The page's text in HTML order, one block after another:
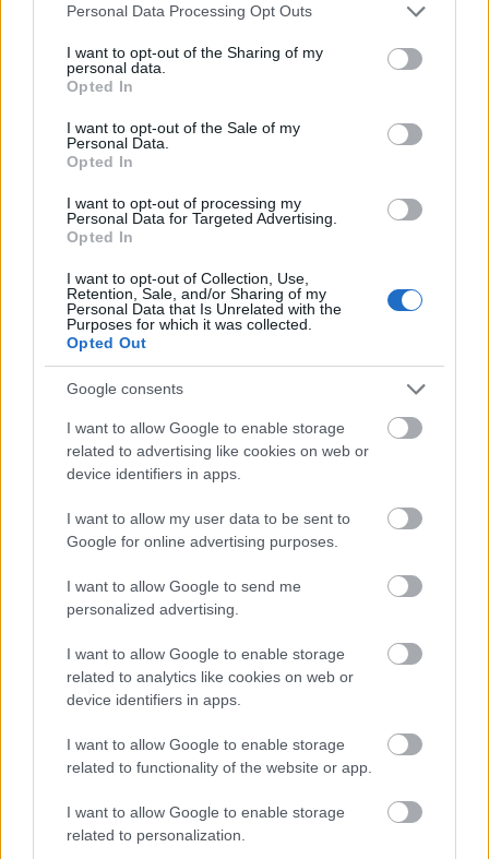
Please note that this website/app uses one or more Google
not limited to your visit or usage behaviour. You may click to
grant or deny consent to Google and its third-party tags to
use your data for below specified purposes in below Google
consent section.
Personal Data Processing Opt Outs
I want to opt-out of the Sharing of my
personal data.
Opted In
I want to opt-out of the Sale of my
Personal Data.
Opted In
I want to opt-out of processing my
Personal Data for Targeted Advertising.
Opted In
I want to opt-out of Collection, Use,
Retention, Sale, and/or Sharing of my
Personal Data that Is Unrelated with the
Purposes for which it was collected.
Opted Out
Google consents
I want to allow Google to enable storage
related to advertising like cookies on web or
device identifiers in apps.
I want to allow my user data to be sent to
Google for online advertising purposes.
I want to allow Google to send me
personalized advertising.
I want to allow Google to enable storage
related to analytics like cookies on web or
device identifiers in apps.
I want to allow Google to enable storage
related to functionality of the website or app.
I want to allow Google to enable storage
related to personalization.
CÉGINFÓ HÍREK
Időzavaroktól védi a villamos alállomásokat ez a
Siemens - Lendületben a 2030-as célok felé